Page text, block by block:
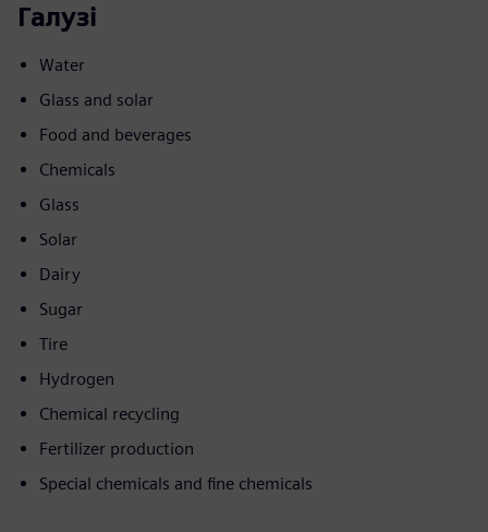
Галузі
Water
Glass and solar
Food and beverages
Chemicals
Glass
Solar
Dairy
Sugar
Tire
Hydrogen
Chemical recycling
Fertilizer production
Special chemicals and fine chemicals